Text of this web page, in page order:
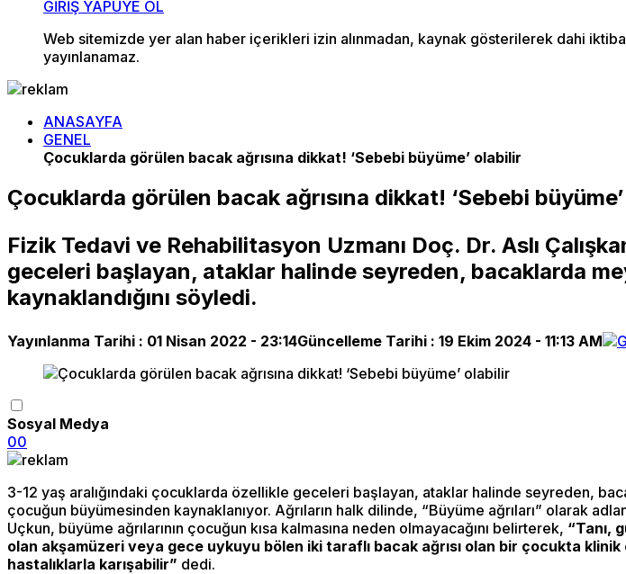
GİRİŞ YAPÜYE OL
Web sitemizde yer alan haber içerikleri izin alınmadan, kaynak gösterilerek dahi
yayınlanamaz.
ANASAYFA
GENEL
Çocuklarda görülen bacak ağrısına dikkat! ‘Sebebi büyüme’ olabilir
Çocuklarda görülen bacak ağrısına dikkat! ‘Sebebi
Fizik Tedavi ve Rehabilitasyon Uzmanı Doç. Dr. Aslı
geceleri başlayan, ataklar halinde seyreden, bacaklarda
kaynaklandığını söyledi.
Yayınlanma Tarihi : 01 Nisan 2022 - 23:14Güncelleme Tarihi : 19 Ekim 2024 - 11:13 AM
Sosyal Medya
00
3-12 yaş aralığındaki çocuklarda özellikle geceleri başlayan, ataklar halinde seyreden,
çocuğun büyümesinden kaynaklanıyor. Ağrıların halk dilinde, “Büyüme ağrıları” olarak
Uçkun, büyüme ağrılarının çocuğun kısa kalmasına neden olmayacağını belirterek, “Tanı,
olan akşamüzeri veya gece uykuyu bölen iki taraflı bacak ağrısı olan bir çocukta
hastalıklarla karışabilir” dedi.